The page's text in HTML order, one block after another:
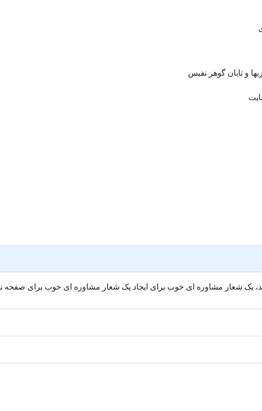
و تابان گوهر نفیس
یک شعار مشاوره ای خوب برای ایجاد یک شعار مشاوره ای خوب برای صفحه